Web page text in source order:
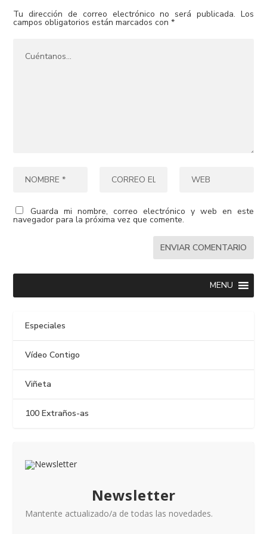
Tu dirección de correo electrónico no será publicada. Los
campos obligatorios están marcados con*
Guarda mi nombre, correo electrónico y web en este
navegador para la próxima vez que comente.
MENU
Especiales
Vídeo Contigo
Viñeta
100 Extraños-as
Newsletter
Mantente actualizado/a de todas las novedades.